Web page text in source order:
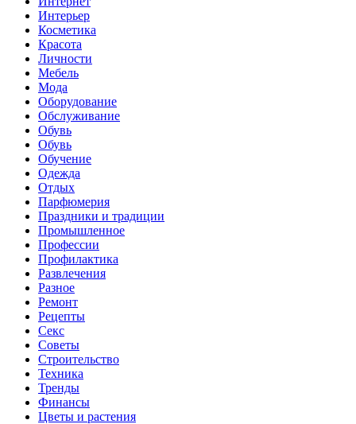
Интерьер
Косметика
Красота
Личности
Мебель
Мода
Оборудование
Обслуживание
Обувь
Обувь
Обучение
Одежда
Отдых
Парфюмерия
Праздники и традиции
Промышленное
Профессии
Профилактика
Развлечения
Разное
Ремонт
Рецепты
Секс
Советы
Строительство
Техника
Тренды
Финансы
Цветы и растения